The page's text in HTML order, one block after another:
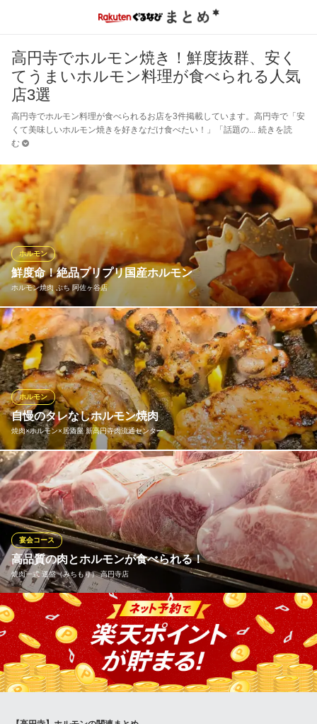
高円寺でホルモン焼き！鮮度抜群、安く
てうまいホルモン料理が食べられる人気
店3選
高円寺でホルモン料理が食べられるお店を3件掲載しています。高円寺で「安
くて美味しいホルモン焼きを好きなだけ食べたい！」「話題の
続きを読
む
鮮度命！絶品プリプリ国産ホルモン
ホルモン焼肉 ぶち 阿佐ヶ谷店
ホルモン
当店のホルモン・焼肉は、創業時より鹿児島県の契約農家を中心
に一頭・一括仕入れを行っております。また、徹底した衛生管理
とプロフェッショナルな目利きにより、納得したもののみをお客
様へご提供！プリプリとした食感と奥深い味わいでその鮮度を感
じていただけるはず！自慢の絶品ホルモンをご堪能あれ♪
ホルモン焼肉 ぶち 阿佐ヶ谷店
ホルモン焼肉専門店
ＪＲ中央線阿佐ヶ谷駅 徒歩1分
東京都杉並区阿佐谷北2-1-6
自慢のタレなしホルモン焼肉
焼肉×ホルモン×居酒屋 新高円寺肉流通センター
ホルモン
お肉の宝庫と言えば、《新高円寺 肉流通センター》！お肉好きに
はたまらない一軒！厳選した旨み・香りに満ちた極上のお肉は、
目利きに自信ありの店主が自ら仕入れてご提供☆極上のお肉をリ
ーズナブルな価格でお召し上がりいただけます♪ガッツリ食べたい
時、みんなでワイワイしたい時。ぜひ、お気軽にお立ち寄りくだ
さい◎
焼肉×ホルモン×居酒屋 新高円寺肉流通センター
ホルモン焼肉専門店
地下鉄丸ノ内線新高円寺駅 徒歩2分
東京都杉並区高円寺南2-20-8 ルックJT新高円寺ビル1F
高品質の肉とホルモンが食べられる！
焼肉一式 道盛（みちもり） 高円寺店
宴会コース
ジュワッと弾ける脂に誘われて…今夜も焼肉宴会でパワー充電！
当店が誇る高品質の肉とホルモンを思う存分召し上がれ。店主も
納得した新鮮な上質肉のみをお召し上がりいただいております。
脂の旨味・赤身の瑞々しさは新鮮な証。どんどん食欲が進みま
す。